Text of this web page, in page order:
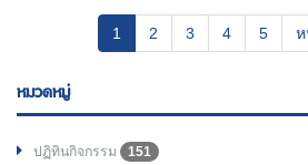
1 (current)
2 3 4 5 ห
หมวดหมู่
ปฏิทินกิจกรรม 151